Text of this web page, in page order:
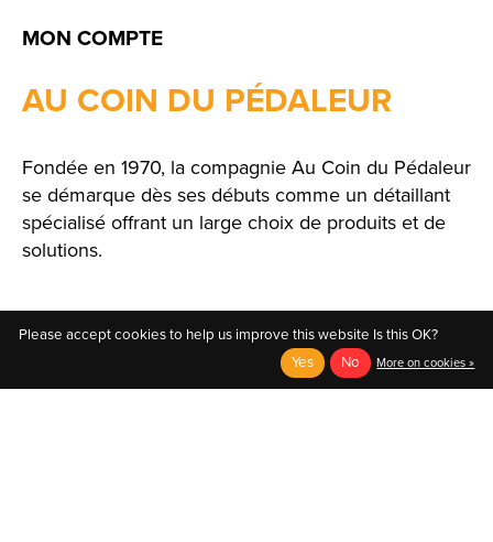
MON COMPTE
AU COIN DU PÉDALEUR
Fondée en 1970, la compagnie Au Coin du Pédaleur
se démarque dès ses débuts comme un détaillant
spécialisé offrant un large choix de produits et de
solutions.
Please accept cookies to help us improve this website Is this OK?
Yes
No More on cookies »